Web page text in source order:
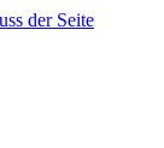
der Seite